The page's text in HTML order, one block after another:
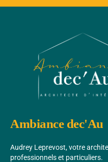
Ambiance dec'Au
Audrey Leprevost, votre
professionnels et particuliers.